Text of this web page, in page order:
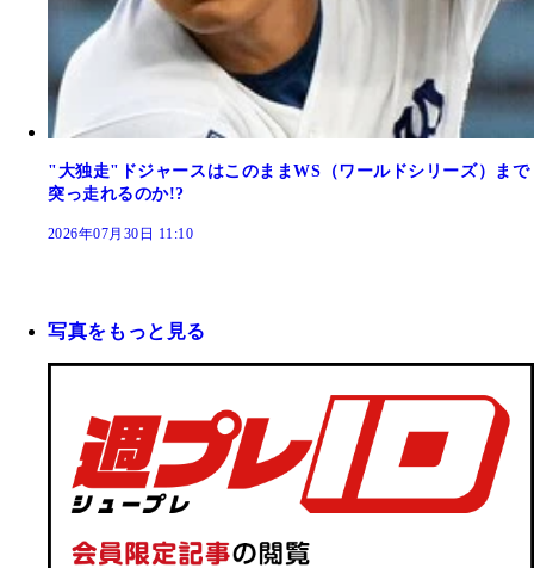
"大独走"ドジャースはこのままWS（ワールドシリーズ）まで
突っ走れるのか!?
2026年07月30日 11:10
写真をもっと見る